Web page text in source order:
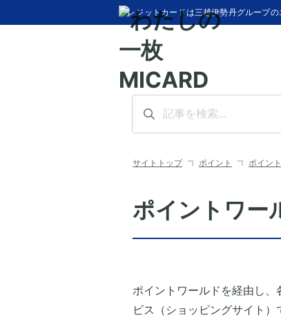
クレジットカードは三越伊勢丹グループ
サイトトップ ポイント ポイン
ポイントワー
ポイントワールドを経由し
ビス（ショッピングサイト）